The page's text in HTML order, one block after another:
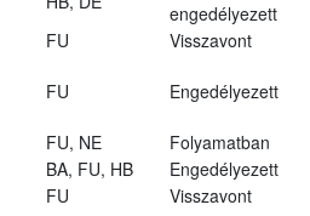
engedélyezett
FU
Visszavont
FU Engedélyezett
FU, NE
Folyamatban
BA, FU, HB
Engedélyezett
FU
Visszavont